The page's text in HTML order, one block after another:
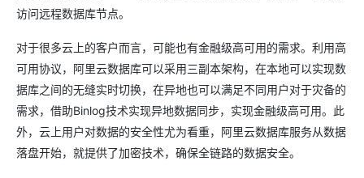
访问远程数据库节点。
对于很多云上的客户而言，可能也有金融级高可用的需求。利用高
可用协议，阿里云数据库可以采用三副本架构，在本地可以实现数
据库之间的无缝实时切换，在异地也可以满足不同用户对于灾备的
需求，借助Binlog技术实现异地数据同步，实现金融级高可用。此
外，云上用户对数据的安全性尤为看重，阿里云数据库服务从数据
落盘开始，就提供了加密技术，确保全链路的数据安全。